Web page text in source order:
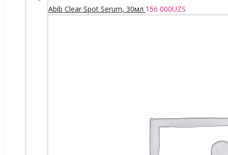
Abib Clear Spot Serum, 30мл 156 000UZS